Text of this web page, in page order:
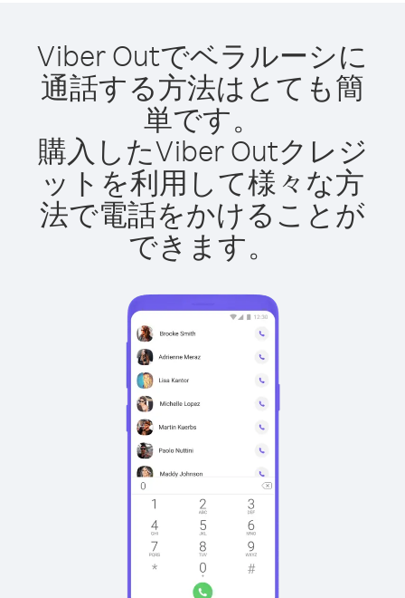
Viber Outでベラルーシに
通話する方法はとても簡
単です。
購入したViber Outクレジ
ットを利用して様々な方
法で電話をかけることが
できます。